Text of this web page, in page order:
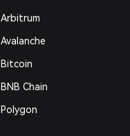
Arbitrum
Avalanche
Bitcoin
BNB Chain
Polygon